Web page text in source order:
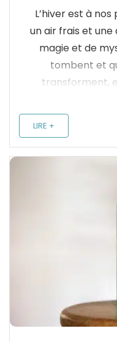
L’hiver est à
un air frais et
magie et de
tombent et
transforment,
réclament du
l'été à
LIRE +